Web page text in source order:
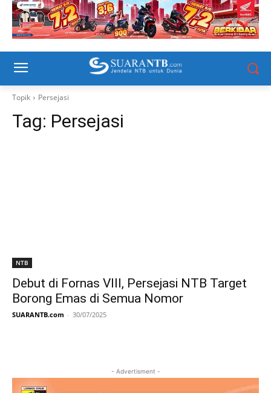
Topik Persejasi
Tag: Persejasi
NTB
Debut di Fornas VIII, Persejasi NTB Target
Borong Emas di Semua Nomor
SUARANTB.com - 30/07/2025
- Advertisment -